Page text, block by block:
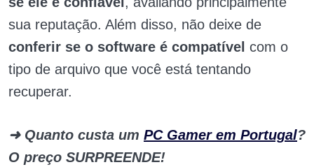
sua reputação. Além disso, não deixe de
conferir se o software é compatível com o
tipo de arquivo que você está tentando
recuperar.
➜ Quanto custa um PC Gamer em Portugal?
O preço SURPREENDE!